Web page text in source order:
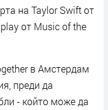
на Taylor Swift от
от Music of the
в Амстердам
преди да
- който може да